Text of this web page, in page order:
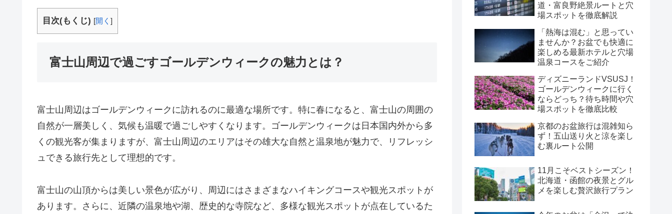
目次(もくじ) [開く ]
富士山周辺で過ごすゴールデンウィークの魅力とは？
富士山周辺はゴールデンウィークに訪れるのに最適な場所です。特に春になると、富士山の周囲の
自然が一層美しく、気候も温暖で過ごしやすくなります。ゴールデンウィークは日本国内外から多
くの観光客が集まりますが、富士山周辺のエリアはその雄大な自然と温泉地が魅力で、リフレッシ
ュできる旅行先として理想的です。
富士山の山頂からは美しい景色が広がり、周辺にはさまざまなハイキングコースや観光スポットが
あります。さらに、近隣の温泉地や湖、歴史的な寺院など、多様な観光スポットが点在しているた
道・富良野絶景ルートと穴
場スポットを徹底解説
「熱海は混む」と思ってい
ませんか？お盆でも快適に
楽しめる最新ホテルと穴場
温泉コースをご紹介
ディズニーランドVSUSJ！
ゴールデンウィークに行く
ならどっち？待ち時間や穴
場スポットを徹底比較
京都のお盆旅行は混雑知ら
ず！五山送り火と涼を楽し
む裏ルート公開
11月こそベストシーズン！
北海道・函館の夜景とグル
メを楽しむ贅沢旅行プラン